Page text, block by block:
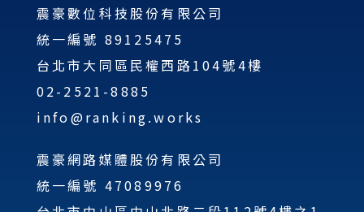
震豪數位科技股份有限公司
統一編號 89125475
台北市大同區民權西路104號4樓
02-2521-8885
info@ranking.works
震豪網路媒體股份有限公司
統一編號 47089976